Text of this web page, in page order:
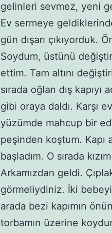
gelinleri sevmez, yeni
Ev sermeye
gün dışarı çıkıyorduk.
Soydum, üstünü
ettim. Tam altını
sırada oğlan dış kapıyı
gibi oraya daldı. Karşı
yüzümde mahcup bir
peşinden koştum. Kapı
başladım. O sırada
Arkamızdan geldi.
görmeliydiniz. İki
arada bezi kapımın
torbamın üzerine